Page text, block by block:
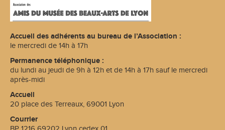
Accueil des adhérents au bureau de l’Association :
le mercredi de 14h à 17h
Permanence téléphonique :
du lundi au jeudi de 9h à 12h et de 14h à 17h sauf le mercredi
après-midi
Accueil
20 place des Terreaux, 69001 Lyon
Courrier